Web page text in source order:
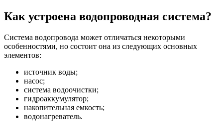
Как устроена водопроводная система?
Система водопровода может отличаться некоторыми
особенностями, но состоит она из следующих основных
элементов:
источник воды;
насос;
система водоочистки;
гидроаккумулятор;
накопительная емкость;
водонагреватель.